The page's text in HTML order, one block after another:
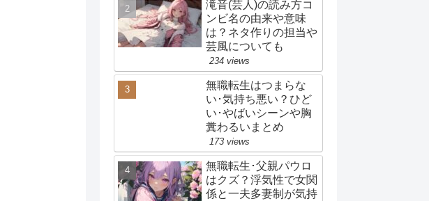
滝音(芸人)の読み方コ
ンビ名の由来や意味
は？ネタ作りの担当や
芸風についても
234 views
無職転生はつまらな
い･気持ち悪い？ひど
い･やばいシーンや胸
糞わるいまとめ
173 views
無職転生･父親パウロ
はクズ？浮気性で女関
係と一夫多妻制が気持